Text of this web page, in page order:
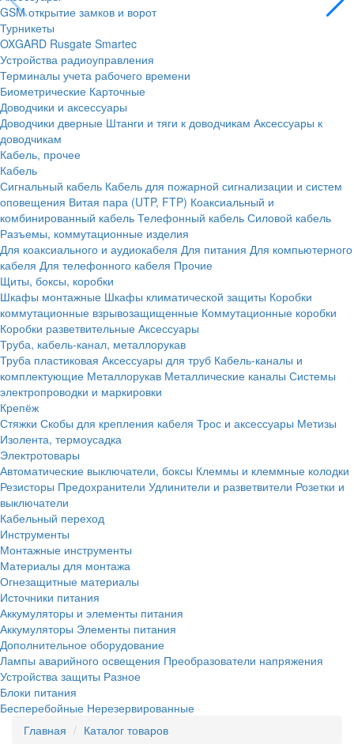
GSM открытие замков и ворот
Турникеты
OXGARD Rusgate Smartec
Устройства радиоуправления
Терминалы учета рабочего времени
Биометрические Карточные
Доводчики и аксессуары
Доводчики дверные Штанги и тяги к доводчикам Аксессуары к
доводчикам
Кабель, прочее
Кабель
Сигнальный кабель Кабель для пожарной сигнализации и систем
оповещения Витая пара (UTP, FTP) Коаксиальный и
комбинированный кабель Телефонный кабель Силовой кабель
Разъемы, коммутационные изделия
Для коаксиального и аудиокабеля Для питания Для компьютерного
кабеля Для телефонного кабеля Прочие
Щиты, боксы, коробки
Шкафы монтажные Шкафы климатической защиты Коробки
коммутационные взрывозащищенные Коммутационные коробки
Коробки разветвительные Аксессуары
Труба, кабель-канал, металлорукав
Труба пластиковая Аксессуары для труб Кабель-каналы и
комплектующие Металлорукав Металлические каналы Системы
электропроводки и маркировки
Крепёж
Стяжки Скобы для крепления кабеля Трос и аксессуары Метизы
Изолента, термоусадка
Электротовары
Автоматические выключатели, боксы Клеммы и клеммные колодки
Резисторы Предохранители Удлинители и разветвители Розетки и
выключатели
Кабельный переход
Инструменты
Монтажные инструменты
Материалы для монтажа
Огнезащитные материалы
Источники питания
Аккумуляторы и элементы питания
Аккумуляторы Элементы питания
Дополнительное оборудование
Лампы аварийного освещения Преобразователи напряжения
Устройства защиты Разное
Блоки питания
Бесперебойные Нерезервированные
Главная
Каталог товаров